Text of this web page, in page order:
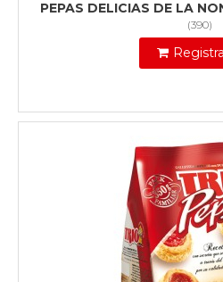
PEPAS DELICIAS DE LA
(390)